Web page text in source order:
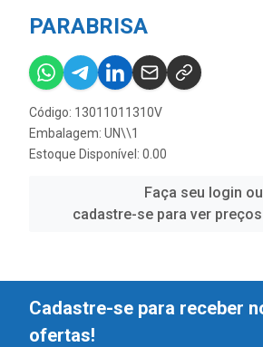
PARABRISA
Código: 13011011310V
Embalagem: UN\\1
Estoque Disponível: 0.00
Faça seu login ou
cadastre-se para ver
Cadastre-se para receber
ofertas!